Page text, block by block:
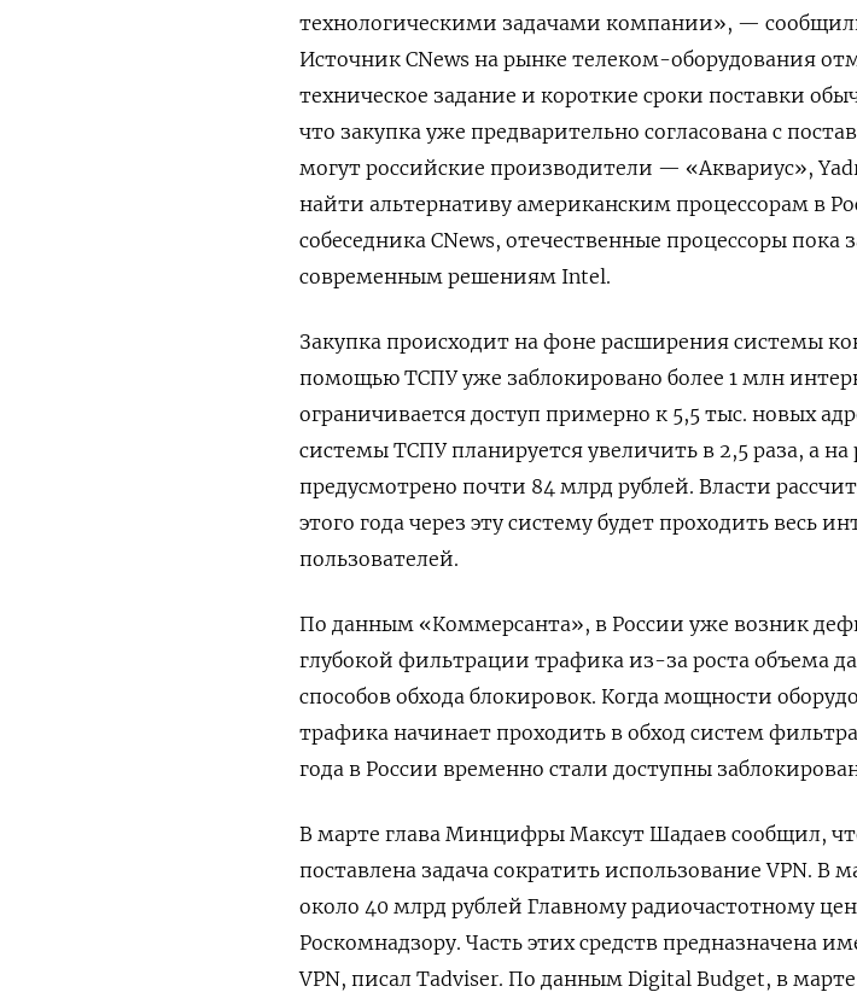
технологическими задачами компании», —
Источник CNews на рынке телеком-оборудования
техническое задание и короткие сроки поставки
что закупка уже предварительно согласована с
могут российские производители — «Аквариус»,
найти альтернативу американским процессорам в
собеседника CNews, отечественные процессоры пока
современным решениям Intel.
Закупка происходит на фоне расширения системы
помощью ТСПУ уже заблокировано более 1 млн
ограничивается доступ примерно к 5,5 тыс. новых
системы ТСПУ планируется увеличить в 2,5 раза, а
предусмотрено почти 84 млрд рублей. Власти
этого года через эту систему будет проходить весь
пользователей.
По данным «Коммерсанта», в России уже возник
глубокой фильтрации трафика из-за роста объема
способов обхода блокировок. Когда мощности
трафика начинает проходить в обход систем
года в России временно стали доступны
В марте глава Минцифры Максут Шадаев сообщил,
поставлена задача сократить использование VPN. В
около 40 млрд рублей Главному радиочастотному
Роскомнадзору. Часть этих средств предназначена
VPN, писал Tadviser. По данным Digital Budget, в марте